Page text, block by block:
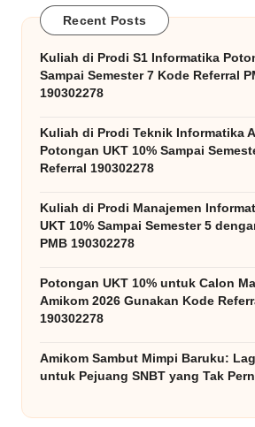
Recent Posts
Kuliah di Prodi S1 Informatika
Sampai Semester 7 Kode Referral
190302278
Kuliah di Prodi Teknik Informatika
Potongan UKT 10% Sampai
Referral 190302278
Kuliah di Prodi Manajemen
UKT 10% Sampai Semester 5
PMB 190302278
Potongan UKT 10% untuk Calon
Amikom 2026 Gunakan Kode
190302278
Amikom Sambut Mimpi Baruku:
untuk Pejuang SNBT yang Tak